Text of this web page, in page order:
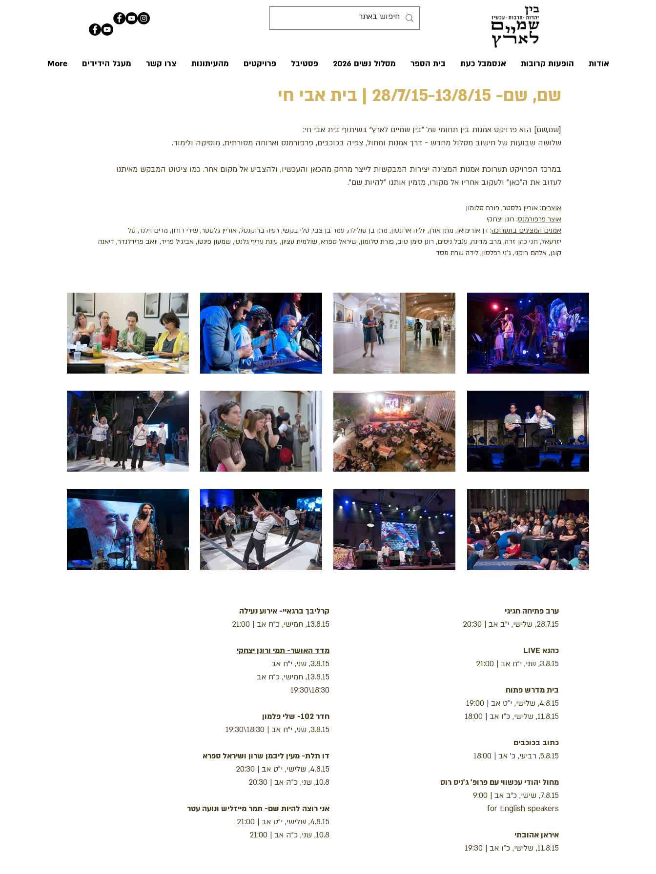
אודות הופעות קרובות אנסמבל כעת בית הספר מסלול נשים 2026 פסטיבל פרויקטים מהעיתונות צרו קשר מעגל הידידים More
שם, שם- 28/7/15-13/8/15 | בית אבי חי
[שם,שם] הוא פרויקט אמנות בין תחומי של "בין שמיים לארץ" בשיתוף בית אבי חי:
שלושה שבועות של חישוב מסלול מחדש - דרך אמנות ומחול, צפיה בכוכבים, פרפורמנס וארוחה מסורתית, מוסיקה ולימוד.
במרכז הפרויקט תערוכת אמנות המציגה יצירות המבקשות לייצר מרחק מהכאן והעכשיו, ולהצביע אל מקום אחר. כמו ציטוט המבקש מאיתנו
לעזוב את ה"כאן" ולעקוב אחריו אל מקורו, מזמין אותנו "להיות שם".
אוצרים: אוריין גלסטר, פורת סלומון
אוצר פרפורמנס: רונן יצחקי
אמנים המציגים בתערוכה: דן אורימיאן, מתן אורן, יוליה ארונסון, מתן בן טולילה, עמר בן צבי, טלי בקשי, רעיה ברוקנטל, אוריין גלסטר, שירי דורון, מרים וילנר, טל
יזרעאל, חני כהן זדה, מרב מדינה, ענבל ניסים, רונן סימן טוב, פורת סלומון, שיראל ספרא, שולמית עציון, עינת עריף גלנטי, שמעון פינטו, אביגיל פריד, יואב פרידלנדר, דיאנה
קוגן, אלהם רוקני, ג'ני רפלסון, לידה שרת מסד
קרליבך ברגאיי- אירוע נעילה
13.8.15, חמישי, כ"ח אב | 21:00
מדד האושר- תמי ורונן יצחקי
3.8.15, שני, י"ח אב
13.8.15, חמישי, כ"ח אב
18:30\19:30
חדר 102- שלי פלמון
3.8.15, שני, י"ח אב | 18:30\19:30
דו תלת- מעין ליבמן שרון ושיראל ספרא
4.8.15, שלישי, י"ט אב | 20:30
10.8, שני, כ"ה אב | 20:30
אני רוצה להיות שם- תמר מייזליש ונועה עטר
4.8.15, שלישי, י"ט אב | 21:00
10.8, שני, כ"ה אב | 21:00
ערב פתיחה חגיגי
28.7.15, שלישי, י"ב אב | 20:30
כהנא LIVE
3.8.15, שני, י"ח אב | 21:00
בית מדרש פתוח
4.8.15, שלישי, י"ט אב | 19:00
11.8.15, שלישי, כ"ו אב | 18:00
כתוב בכוכבים
5.8.15, רביעי, כ' אב | 18:00
מחול יהודי עכשווי עם פרופ' ג'ניס רוס
7.8.15, שישי, כ"ב אב | 9:00
for English speakers
איראן אהובתי
11.8.15, שלישי, כ"ו אב | 19:30